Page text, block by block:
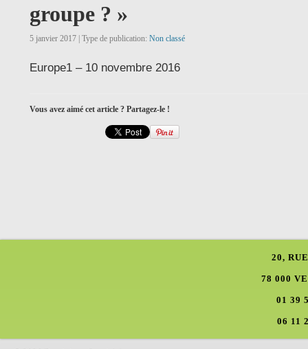
groupe ? »
5 janvier 2017 | Type de publication: Non classé
Europe1 – 10 novembre 2016
Vous avez aimé cet article ? Partagez-le !
20,
78 000
01 39
06 11